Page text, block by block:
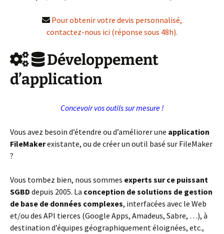
Pour obtenir votre devis personnalisé,
contactez-nous ici (réponse sous 48h).
Développement
d’application
Concevoir vos outils sur mesure !
Vous avez besoin d’étendre ou d’améliorer une application
FileMakerexistante, ou de créer un outil basé sur FileMaker
?
Vous tombez bien, nous sommes experts sur ce puissant
SGBD depuis 2005. La conception de solutions de gestion
de base de données complexes, interfacées avec le Web
et/ou des API tierces (Google Apps, Amadeus, Sabre, …), à
destination d’équipes géographiquement éloignées, etc.,